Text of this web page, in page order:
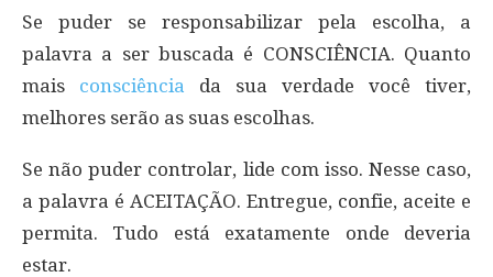
Se puder se responsabilizar pela escolha, a
palavra a ser buscada é CONSCIÊNCIA. Quanto
mais consciência da sua verdade você tiver,
melhores serão as suas escolhas.
Se não puder controlar, lide com isso. Nesse caso,
a palavra é ACEITAÇÃO. Entregue, confie, aceite e
permita. Tudo está exatamente onde deveria
estar.